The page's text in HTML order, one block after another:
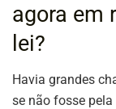
agora em
lei?
Havia grandes
se não fosse